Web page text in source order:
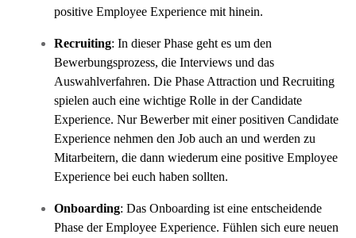
positive Employee Experience mit hinein.
Recruiting: In dieser Phase geht es um den
Bewerbungsprozess, die Interviews und das
Auswahlverfahren. Die Phase Attraction und Recruiting
spielen auch eine wichtige Rolle in der Candidate
Experience. Nur Bewerber mit einer positiven Candidate
Experience nehmen den Job auch an und werden zu
Mitarbeitern, die dann wiederum eine positive Employee
Experience bei euch haben sollten.
Onboarding: Das Onboarding ist eine entscheidende
Phase der Employee Experience. Fühlen sich eure neuen